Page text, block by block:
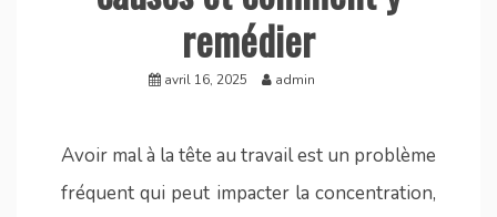
remédier
avril 16, 2025 admin
Avoir mal à la tête au travail est un problème
fréquent qui peut impacter la concentration,